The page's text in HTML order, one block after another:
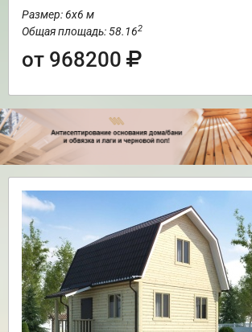
Размер: 6х6 м
Общая площадь: 58.162
от 968200